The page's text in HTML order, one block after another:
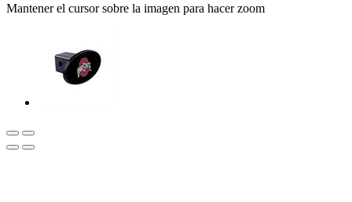
Mantener el cursor sobre la imagen para hacer zoom